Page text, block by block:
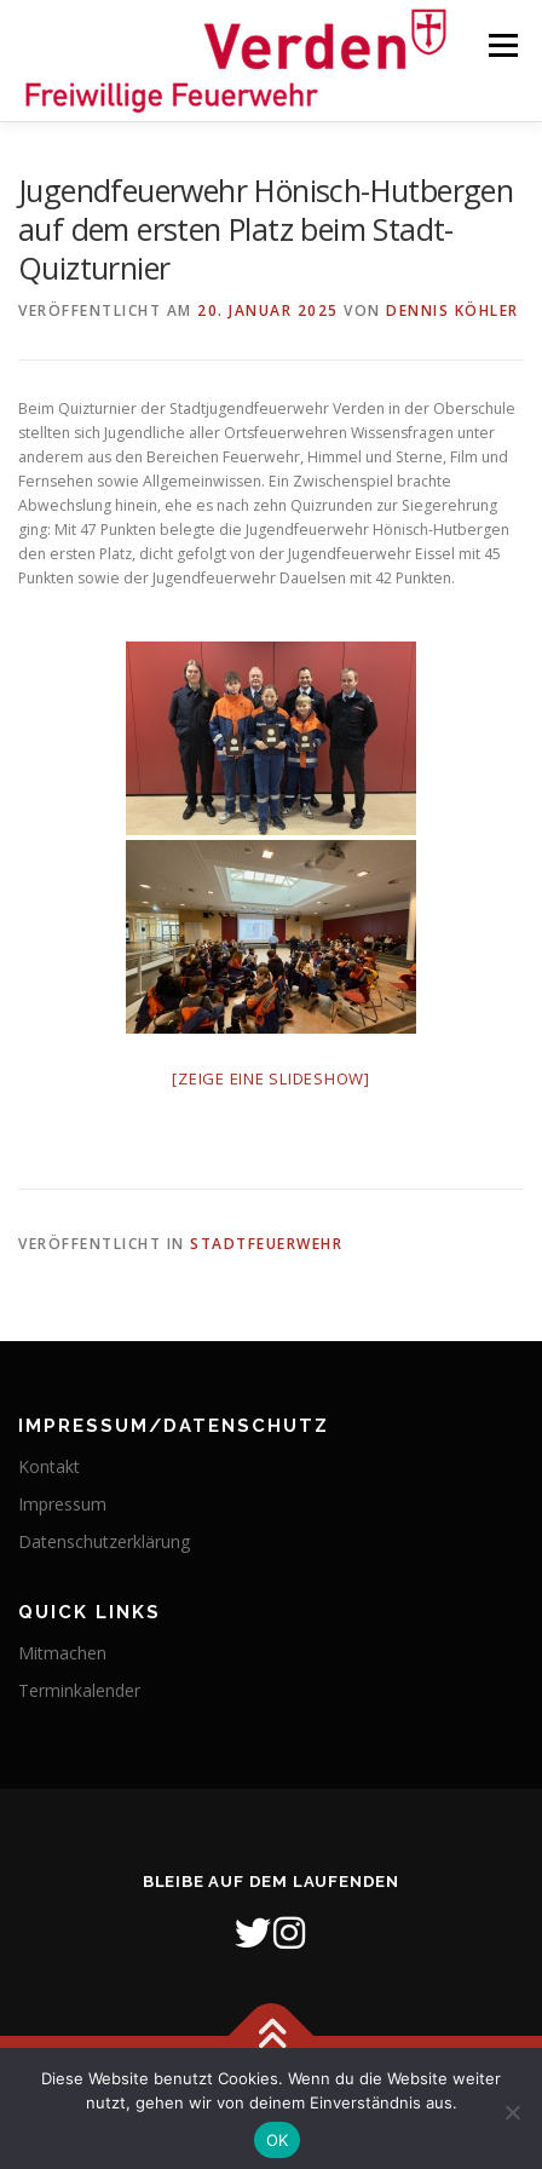
Menü
ORTSFEUERWEHREN
TIPPS/TRICKS
Jugendfeuerwehr Hönisch-Hutbergen
auf dem ersten Platz beim Stadt-
Quizturnier
VERÖFFENTLICHT AM 20. JANUAR 2025 VON DENNIS KÖHLER
Beim Quizturnier der Stadtjugendfeuerwehr Verden in der Oberschule
stellten sich Jugendliche aller Ortsfeuerwehren Wissensfragen unter
anderem aus den Bereichen Feuerwehr, Himmel und Sterne, Film und
Fernsehen sowie Allgemeinwissen. Ein Zwischenspiel brachte
Abwechslung hinein, ehe es nach zehn Quizrunden zur Siegerehrung
ging: Mit 47 Punkten belegte die Jugendfeuerwehr Hönisch-Hutbergen
den ersten Platz, dicht gefolgt von der Jugendfeuerwehr Eissel mit 45
Punkten sowie der Jugendfeuerwehr Dauelsen mit 42 Punkten.
[ZEIGE EINE SLIDESHOW]
VERÖFFENTLICHT IN STADTFEUERWEHR
IMPRESSUM/DATENSCHUTZ
Kontakt
Impressum
Datenschutzerklärung
QUICK LINKS
Mitmachen
Terminkalender
BLEIBE AUF DEM LAUFENDEN
Copyright © 2026 Freiwillige Feuerwehr Stadt Verden (Aller)
OnePress
Theme von FameThemes
Diese Website benutzt Cookies. Wenn du die Website weiter
nutzt, gehen wir von deinem Einverständnis aus.
OK